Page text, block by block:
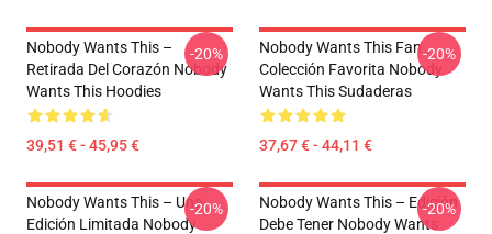
Nobody Wants This –
Retirada Del Corazón Nobody
Wants This Hoodies
39,51 € - 45,95 €
-20%
Nobody Wants This Fan
Colección Favorita Nobody
Wants This Sudaderas
37,67 € - 44,11 €
-20%
Nobody Wants This – Una
Edición Limitada Nobody
-20%
Nobody Wants This – Edición
Debe Tener Nobody Wants
-20%